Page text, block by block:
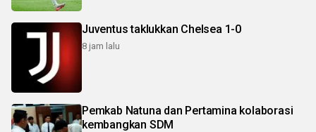
Juventus taklukkan Chelsea 1-0
8 jam lalu
Pemkab Natuna dan Pertamina kolaborasi
kembangkan SDM